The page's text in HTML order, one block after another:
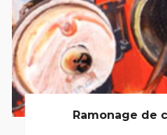
Ramonage de